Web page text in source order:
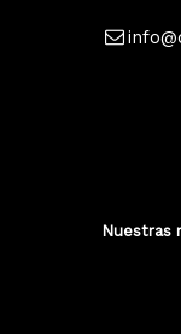
Nuestras